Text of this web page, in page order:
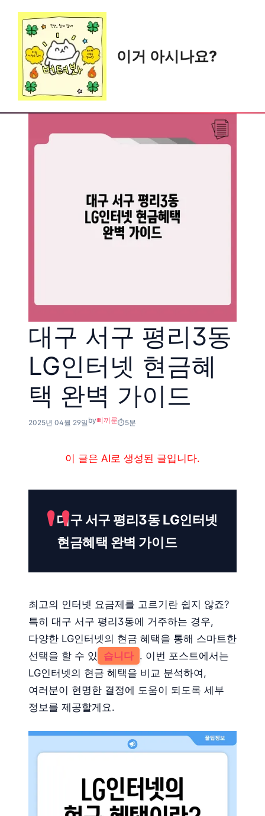
content
이거 아시나요?
대구 서구 평리3동
LG인터넷 현금혜
택 완벽 가이드
2025년 04월 29일 by삐끼룬 5분
이 글은 AI로 생성된 글입니다.
대구 서구 평리3동 LG인터넷
현금혜택 완벽 가이드
최고의 인터넷 요금제를 고르기란 쉽지 않죠?
특히 대구 서구 평리3동에 거주하는 경우,
다양한 LG인터넷의 현금 혜택을 통해 스마트한
선택을 할 수 있
습니다 . 이번 포스트에서는
LG인터넷의 현금 혜택을 비교 분석하여,
여러분이 현명한 결정에 도움이 되도록 세부
정보를 제공할게요.